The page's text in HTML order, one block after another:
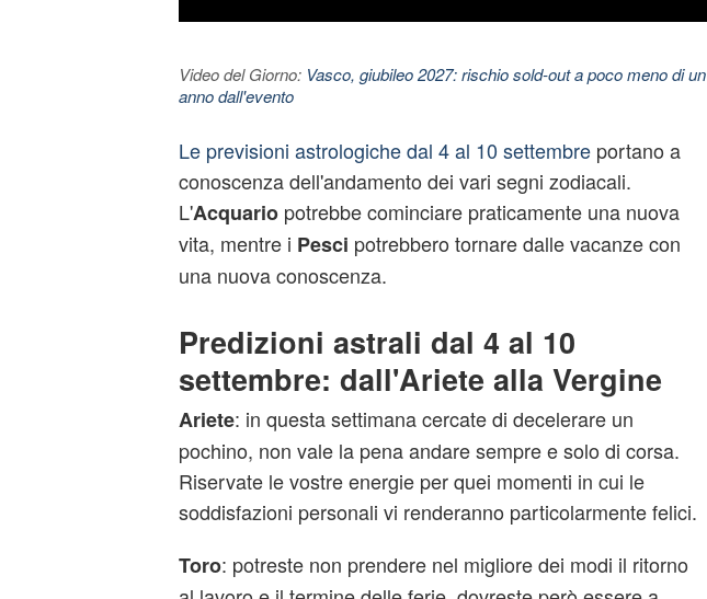
Video del Giorno: Vasco, giubileo 2027: rischio sold-out a poco meno di un
anno dall'evento
Le previsioni astrologiche dal 4 al 10 settembreportano a
conoscenza dell'andamento dei vari segni zodiacali.
L'Acquariopotrebbe cominciare praticamente una nuova
vita, mentre i Pesci potrebbero tornare dalle vacanze con
una nuova conoscenza.
Predizioni astrali dal 4 al 10
settembre: dall'Ariete alla Vergine
Ariete: in questa settimana cercate di decelerare un
pochino, non vale la pena andare sempre e solo di corsa.
Riservate le vostre energie per quei momenti in cui le
soddisfazioni personali vi renderanno particolarmente felici.
Toro: potreste non prendere nel migliore dei modi il ritorno